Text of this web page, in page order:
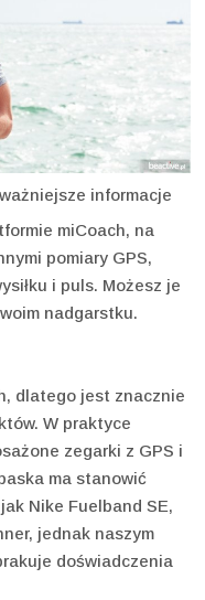
informacje
miCoach, na
pomiary GPS,
i puls. Możesz je
nadgarstku.
dlatego jest znacznie
W praktyce
zegarki z GPS i
ma stanowić
Nike Fuelband SE,
jednak naszym
doświadczenia